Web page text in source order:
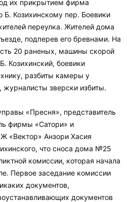
их прикрытием фирма
Б. Козихинскому пер. Боевики
переулка. Жителей дома
подперев его бревнами. На
20 раненых, машины скорой
Козихинский, боевики
разбиты камеры у
зверски избиты.
«Пресня», представитель
фирмы «Сатори» и
«Вектор» Анзори Хасия
что сноса дома №25
комиссии, которая начала
Первое заседание комиссии
документов,
документов